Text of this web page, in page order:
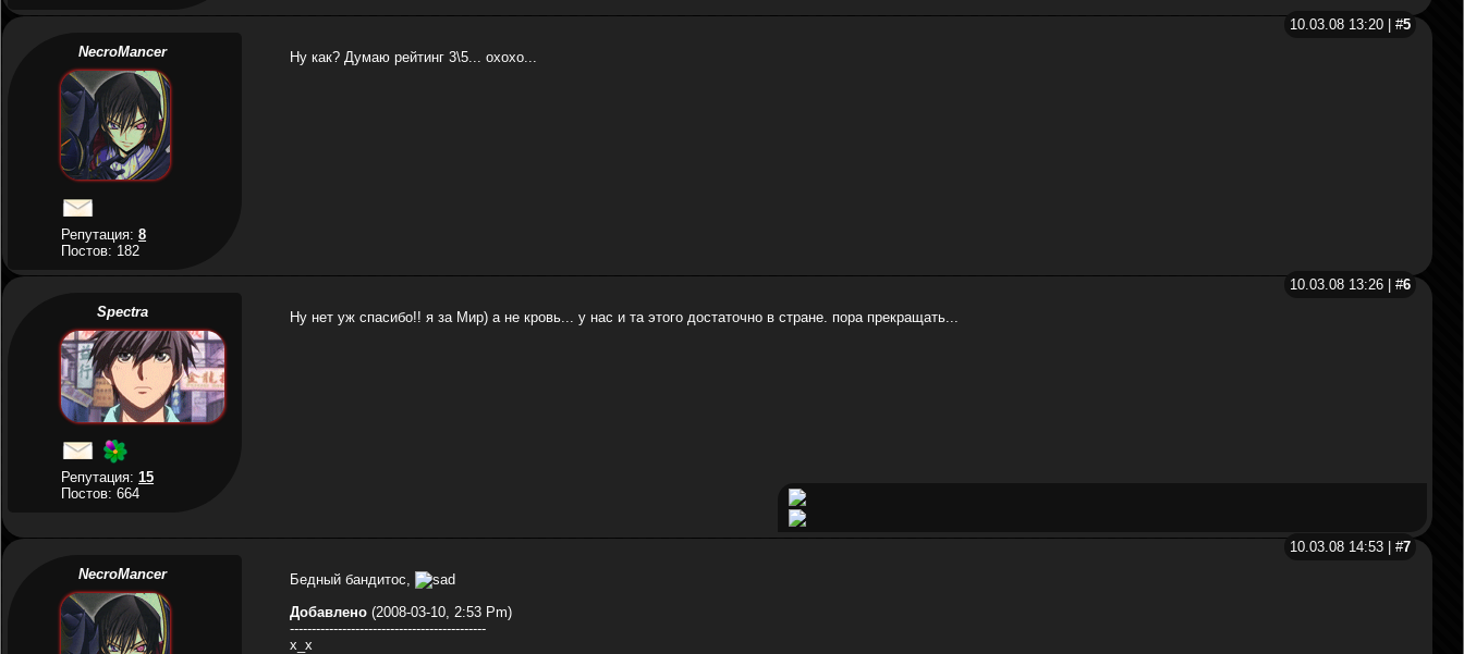
10.03.08 13:20 | #5
NecroMancer
Репутация:8
Постов: 182
Ну как? Думаю рейтинг 3\5... охохо...
10.03.08 13:26 | #6
Spectra
Репутация:15
Постов: 664
Ну нет уж спасибо!! я за Мир) а не кровь... у нас и та этого достаточно в стране. пора прекращать...
10.03.08 14:53 | #7
NecroMancer
Бедный бандитос,
Добавлено(2008-03-10, 2:53 Pm)
---------------------------------------------
x_x